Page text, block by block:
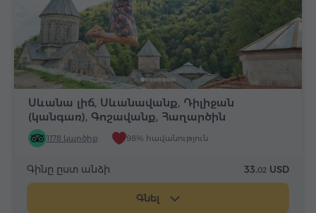
Սևանա լիճ, Սևանավանք, Դիլիջան
(կանգառ), Գոշավանք, Հաղարծին
1178 կարծիք 98% հավանություն
Գինը ըստ անձի 33.02 USD
Գնել